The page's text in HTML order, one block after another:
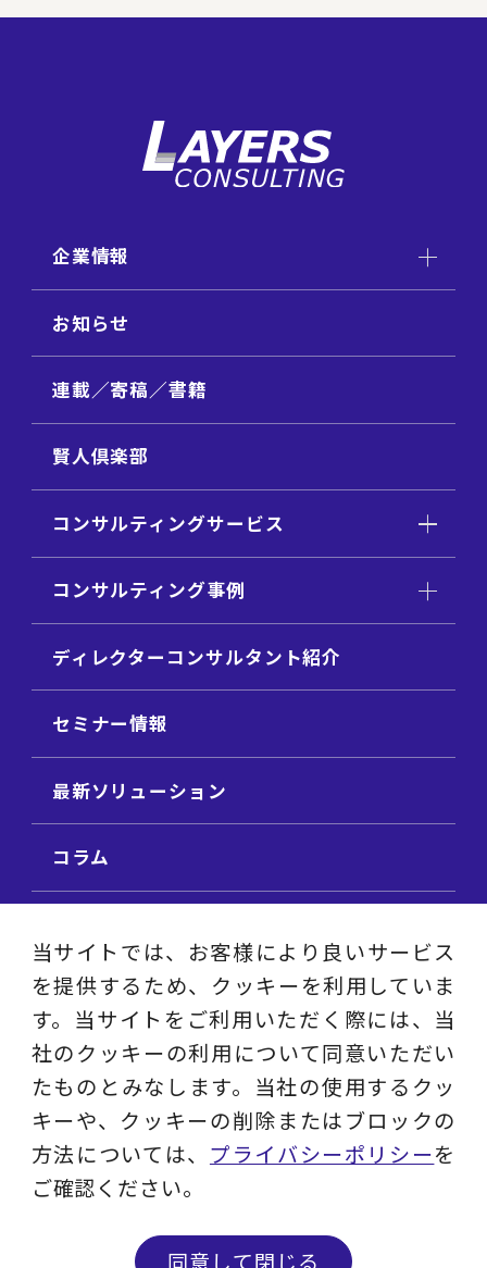
企業情報
お知らせ
連載／寄稿／書籍
賢人倶楽部
コンサルティングサービス
コンサルティング事例
ディレクターコンサルタント紹介
セミナー情報
最新ソリューション
コラム
ビジネステーマ解説集
動画ライブラリ
採用サイト
プライバシーポリシー
ソーシャルメディアアカウントポリシー
当サイトでは、お客様により良いサービス
を提供するため、クッキーを利用していま
す。当サイトをご利用いただく際には、当
社のクッキーの利用について同意いただい
たものとみなします。当社の使用するクッ
キーや、クッキーの削除またはブロックの
方法については、 プライバシーポリシーを
ご確認ください。
同意して閉じる